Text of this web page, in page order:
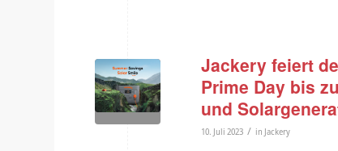
Jackery feiert
Prime Day bis
und
10. Juli 2023 / in Jackery